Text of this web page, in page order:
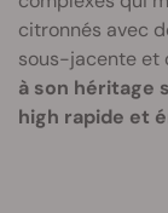
citronnés avec
sous-jacente et
à son héritage
high rapide et